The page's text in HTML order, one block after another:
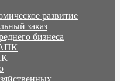
развитие
заказ
бизнеса
АПК